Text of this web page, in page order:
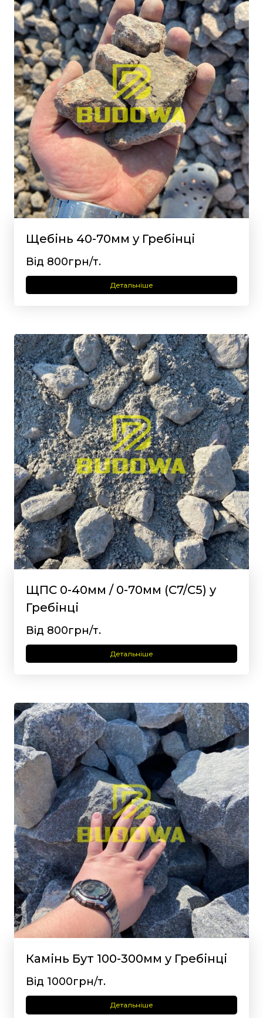
Щебінь 40-70мм у Гребінці
Від 800грн/т.
Детальніше
ЩПС 0-40мм / 0-70мм (С7/С5) у
Гребінці
Від 800грн/т.
Детальніше
Камінь Бут 100-300мм у Гребінці
Від 1000грн/т.
Детальніше